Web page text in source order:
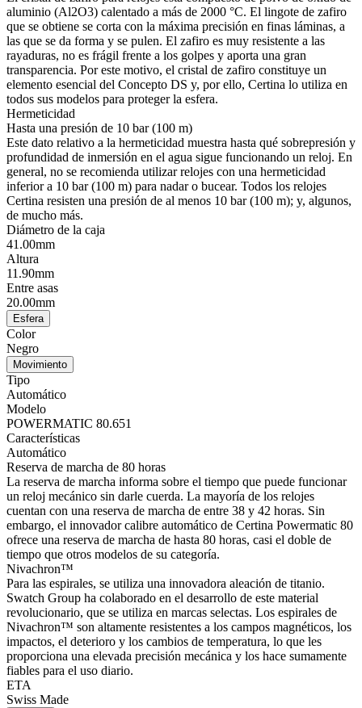
aluminio (Al2O3) calentado a más de 2000 °C. El lingote de zafiro
que se obtiene se corta con la máxima precisión en finas láminas, a
las que se da forma y se pulen. El zafiro es muy resistente a las
rayaduras, no es frágil frente a los golpes y aporta una gran
transparencia. Por este motivo, el cristal de zafiro constituye un
elemento esencial del Concepto DS y, por ello, Certina lo utiliza en
todos sus modelos para proteger la esfera.
Hermeticidad
Hasta una presión de 10 bar (100 m)
Este dato relativo a la hermeticidad muestra hasta qué sobrepresión y
profundidad de inmersión en el agua sigue funcionando un reloj. En
general, no se recomienda utilizar relojes con una hermeticidad
inferior a 10 bar (100 m) para nadar o bucear. Todos los relojes
Certina resisten una presión de al menos 10 bar (100 m); y, algunos,
de mucho más.
Diámetro de la caja
41.00mm
Altura
11.90mm
Entre asas
20.00mm
Esfera
Color
Negro
Movimiento
Tipo
Automático
Modelo
POWERMATIC 80.651
Características
Automático
Reserva de marcha de 80 horas
La reserva de marcha informa sobre el tiempo que puede funcionar
un reloj mecánico sin darle cuerda. La mayoría de los relojes
cuentan con una reserva de marcha de entre 38 y 42 horas. Sin
embargo, el innovador calibre automático de Certina Powermatic 80
ofrece una reserva de marcha de hasta 80 horas, casi el doble de
tiempo que otros modelos de su categoría.
Nivachron™
Para las espirales, se utiliza una innovadora aleación de titanio.
Swatch Group ha colaborado en el desarrollo de este material
revolucionario, que se utiliza en marcas selectas. Los espirales de
Nivachron™ son altamente resistentes a los campos magnéticos, los
impactos, el deterioro y los cambios de temperatura, lo que les
proporciona una elevada precisión mecánica y los hace sumamente
fiables para el uso diario.
ETA
Swiss Made